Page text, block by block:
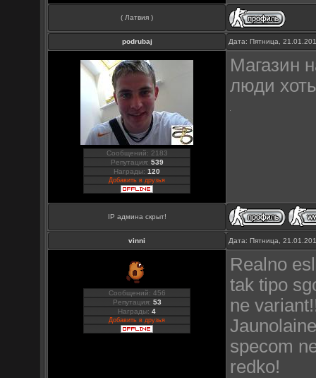
( Латвия )
podrubaj Дата: Пятница,
Сообщений: 2183
Репутация: 539
Награды:120
Добавить в друзья
Магазин
люди
IP админа скрыт!
vinni Дата: Пятница,
Сообщений: 456
Репутация: 53
Награды:4
Добавить в друзья
Realno
tak tipo
ne
specom
redko!